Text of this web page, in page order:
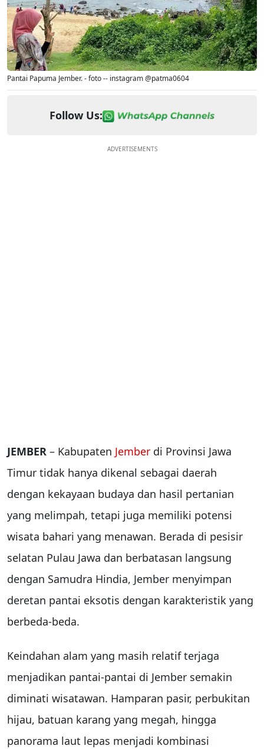
Pantai Papuma Jember. - foto -- instagram @patma0604
Follow Us:
ADVERTISEMENTS
JEMBER – Kabupaten Jember di Provinsi Jawa
Timur tidak hanya dikenal sebagai daerah
dengan kekayaan budaya dan hasil pertanian
yang melimpah, tetapi juga memiliki potensi
wisata bahari yang menawan. Berada di pesisir
selatan Pulau Jawa dan berbatasan langsung
dengan Samudra Hindia, Jember menyimpan
deretan pantai eksotis dengan karakteristik yang
berbeda-beda.
Keindahan alam yang masih relatif terjaga
menjadikan pantai-pantai di Jember semakin
diminati wisatawan. Hamparan pasir, perbukitan
hijau, batuan karang yang megah, hingga
panorama laut lepas menjadi kombinasi